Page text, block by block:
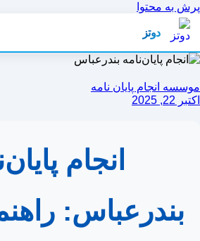
پرش به محتوا
دوتز
موسسه انجام پایان نامه
اکتبر 22, 2025
انجام
بندرعباس: